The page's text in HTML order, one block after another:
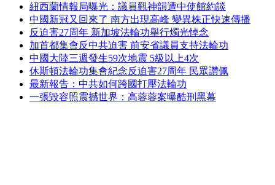
紐西蘭情報局曝光：議員觀神韻遭中使館約談
中國新冠又回來了 南方出現高峰 變異株正快速傳播
反迫害27周年 新加坡法輪功舉行燭光悼念
加首都集會反中共迫害 前安省議員支持法輪功
中國大陸三週發生59次地震 5級以上4次
休斯頓法輪功集會紀念反迫害27周年 民眾讚佩
最新報告：中共如何跨國打壓法輪功
一張毀容照震撼世界：高蓉蓉案曝酷刑黑幕